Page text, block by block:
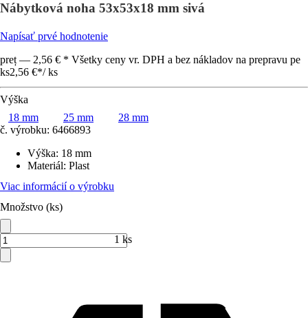
Nábytková noha 53x53x18 mm sivá
Napísať prvé hodnotenie
preț — 2,56 € * Všetky ceny vr. DPH a bez nákladov na prepravu pe
ks2,56 €*/ ks
Výška
18 mm
25 mm
28 mm
č. výrobku: 6466893
Výška: 18 mm
Materiál: Plast
Viac informácií o výrobku
Množstvo (ks)
1 ks